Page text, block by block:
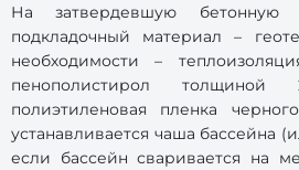
На затвердевшую бетонную
подкладочный материал –
необходимости –
пенополистирол
полиэтиленовая пленка
устанавливается чаша бассейна
если бассейн сваривается на